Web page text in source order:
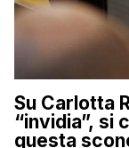
Su Carlotta
“invidia”, si
questa